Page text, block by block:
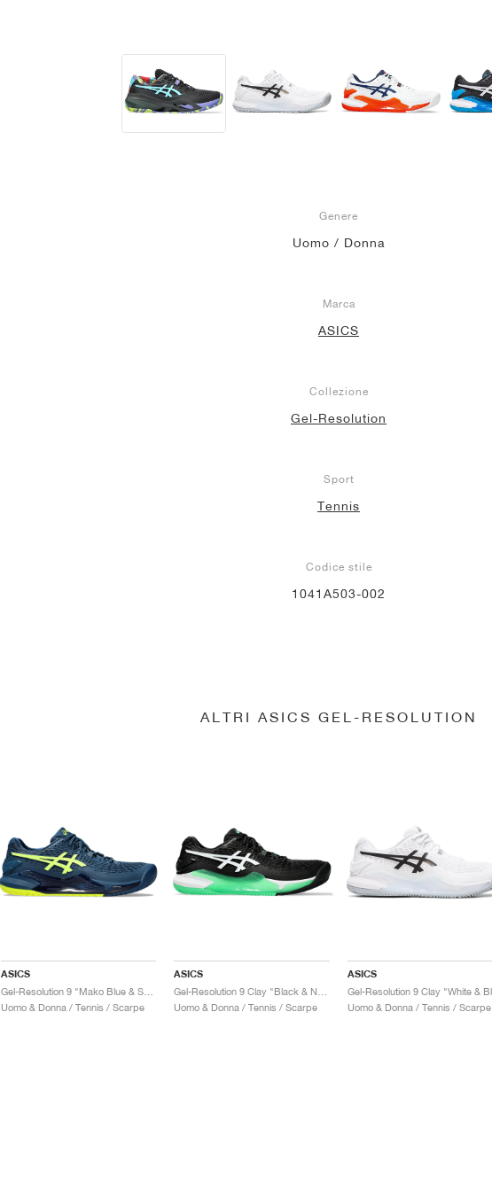
Genere
Uomo / Donna
Marca
ASICS
Collezione
Gel-Resolution
Sport
Tennis
Codice stile
1041A503-002
ALTRI ASICS GEL-RESOLUTION
ASICS
Gel-Resolution 9 "Mako Blue & Safety Yellow"
Uomo & Donna / Tennis / Scarpe
ASICS
Uomo & Donna / Tennis / Scarpe
ASICS
Uomo & Donna / Tennis / Scarpe